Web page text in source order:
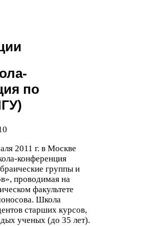
по
)
2011 г. в Москве
группы и
проводимая на
факультете
Школа
старших курсов,
ученых (до 35 лет).